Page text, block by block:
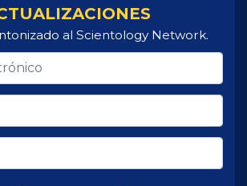
al Scientology Network.